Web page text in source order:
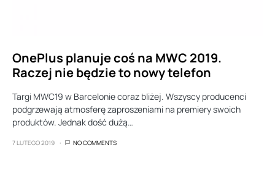
OnePlus planuje coś na MWC 2019.
Raczej nie będzie to nowy telefon
Targi MWC19 w Barcelonie coraz bliżej. Wszyscy producenci
podgrzewają atmosferę zaproszeniami na premiery swoich
produktów. Jednak dość dużą…
7 LUTEGO 2019 NO COMMENTS